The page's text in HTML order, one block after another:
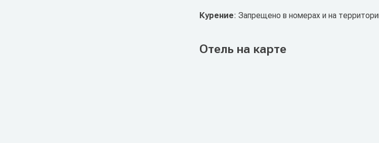
Курение: Запрещено в номерах и на
Отель на карте